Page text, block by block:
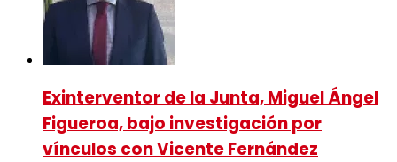
Exinterventor de la Junta, Miguel Ángel
Figueroa, bajo investigación por
vínculos con Vicente Fernández